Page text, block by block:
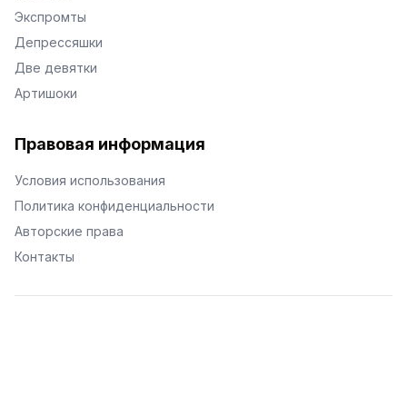
Экспромты
Депрессяшки
Две девятки
Артишоки
Правовая информация
Условия использования
Политика конфиденциальности
Авторские права
Контакты